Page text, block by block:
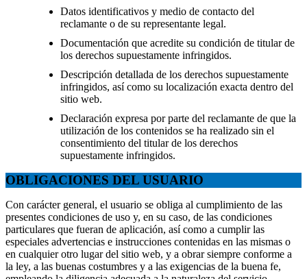
Datos identificativos y medio de contacto del
reclamante o de su representante legal.
Documentación que acredite su condición de titular de
los derechos supuestamente infringidos.
Descripción detallada de los derechos supuestamente
infringidos, así como su localización exacta dentro del
sitio web.
Declaración expresa por parte del reclamante de que la
utilización de los contenidos se ha realizado sin el
consentimiento del titular de los derechos
supuestamente infringidos.
OBLIGACIONES DEL USUARIO
Con carácter general, el usuario se obliga al cumplimiento de las
presentes condiciones de uso y, en su caso, de las condiciones
particulares que fueran de aplicación, así como a cumplir las
especiales advertencias e instrucciones contenidas en las mismas o
en cualquier otro lugar del sitio web, y a obrar siempre conforme a
la ley, a las buenas costumbres y a las exigencias de la buena fe,